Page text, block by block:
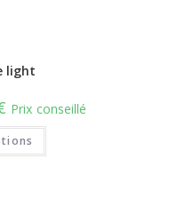
light
Prix conseillé